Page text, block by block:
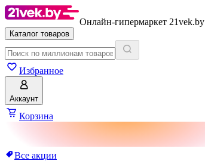
Онлайн-гипермаркет 21vek.by
Каталог товаров
Избранное
Аккаунт
Корзина
Все акции